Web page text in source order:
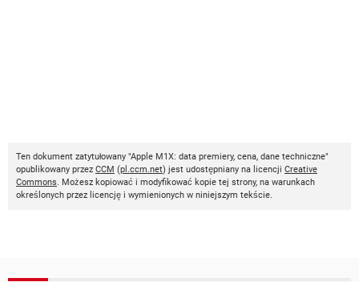
Ten dokument zatytułowany "Apple M1X: data premiery, cena, dane techniczne"
opublikowany przez CCM (pl.ccm.net) jest udostępniany na licencji Creative
Commons. Możesz kopiować i modyfikować kopie tej strony, na warunkach
określonych przez licencję i wymienionych w niniejszym tekście.